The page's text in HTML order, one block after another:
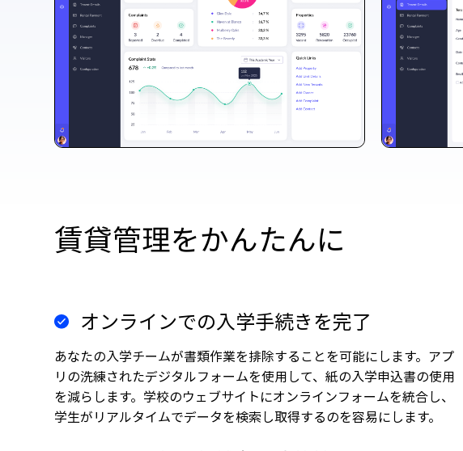
賃貸管理をかんたんに
オンラインでの入学手続きを完了
あなたの入学チームが書類作業を排除することを可能にします。アプ
リの洗練されたデジタルフォームを使用して、紙の入学申込書の使用
を減らします。学校のウェブサイトにオンラインフォームを統合し、
学生がリアルタイムでデータを検索し取得するのを容易にします。